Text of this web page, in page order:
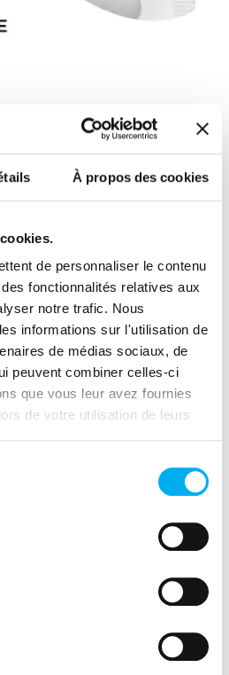
À propos des cookies
de personnaliser le contenu
fonctionnalités relatives aux
notre trafic. Nous
informations sur l'utilisation de
de médias sociaux, de
peuvent combiner celles-ci
que vous leur avez fournies
de votre utilisation de leurs
cette ressource
fenêtre)
(nouvelle fenêtre)
(nouvelle fenêtre)
(nouvelle fenêtre)
(nouvelle